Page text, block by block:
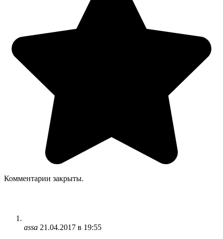
Комментарии закрыты.
assa 21.04.2017 в 19:55